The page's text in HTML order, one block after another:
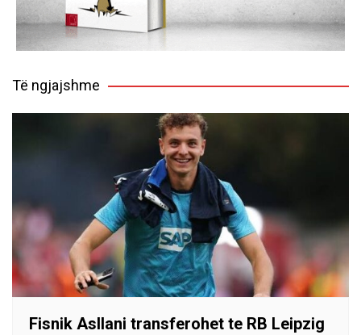
Të ngjajshme
Fisnik Asllani transferohet te RB Leipzig